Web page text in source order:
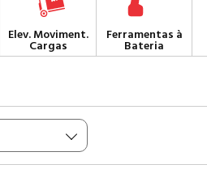
Elev. Moviment.
Cargas
Ferramentas à
Bateria